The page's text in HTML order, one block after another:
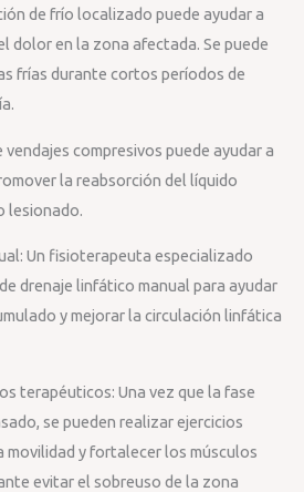
de frío localizado puede ayudar a
dolor en la zona afectada. Se puede
frías durante cortos períodos de
vendajes compresivos puede ayudar a
la reabsorción del líquido
lesionado.
Un fisioterapeuta especializado
drenaje linfático manual para ayudar
y mejorar la circulación linfática
terapéuticos: Una vez que la fase
se pueden realizar ejercicios
movilidad y fortalecer los músculos
evitar el sobreuso de la zona